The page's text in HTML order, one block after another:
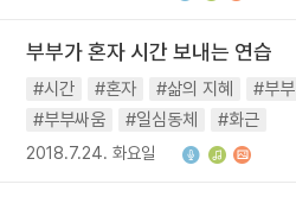
부부가 혼자 시간 보내는 연습
#시간 #혼자 #삶의 지혜 #부부
#부부싸움
#일심동체 #화근
2018.7.24. 화요일